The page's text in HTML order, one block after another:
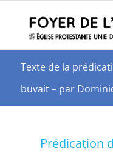
Texte de la
buvait – par
Prédication